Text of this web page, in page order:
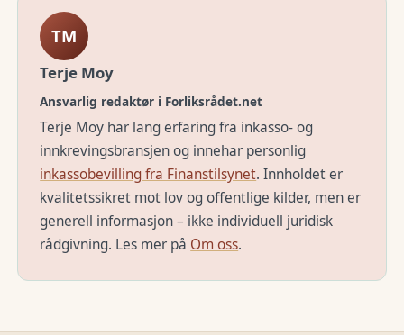
TM
Terje Moy
Ansvarlig redaktør i Forliksrådet.net
Terje Moy har lang erfaring fra inkasso- og
innkrevingsbransjen og innehar personlig
inkassobevilling fra Finanstilsynet. Innholdet er
kvalitetssikret mot lov og offentlige kilder, men er
generell informasjon – ikke individuell juridisk
rådgivning. Les mer på Om oss.